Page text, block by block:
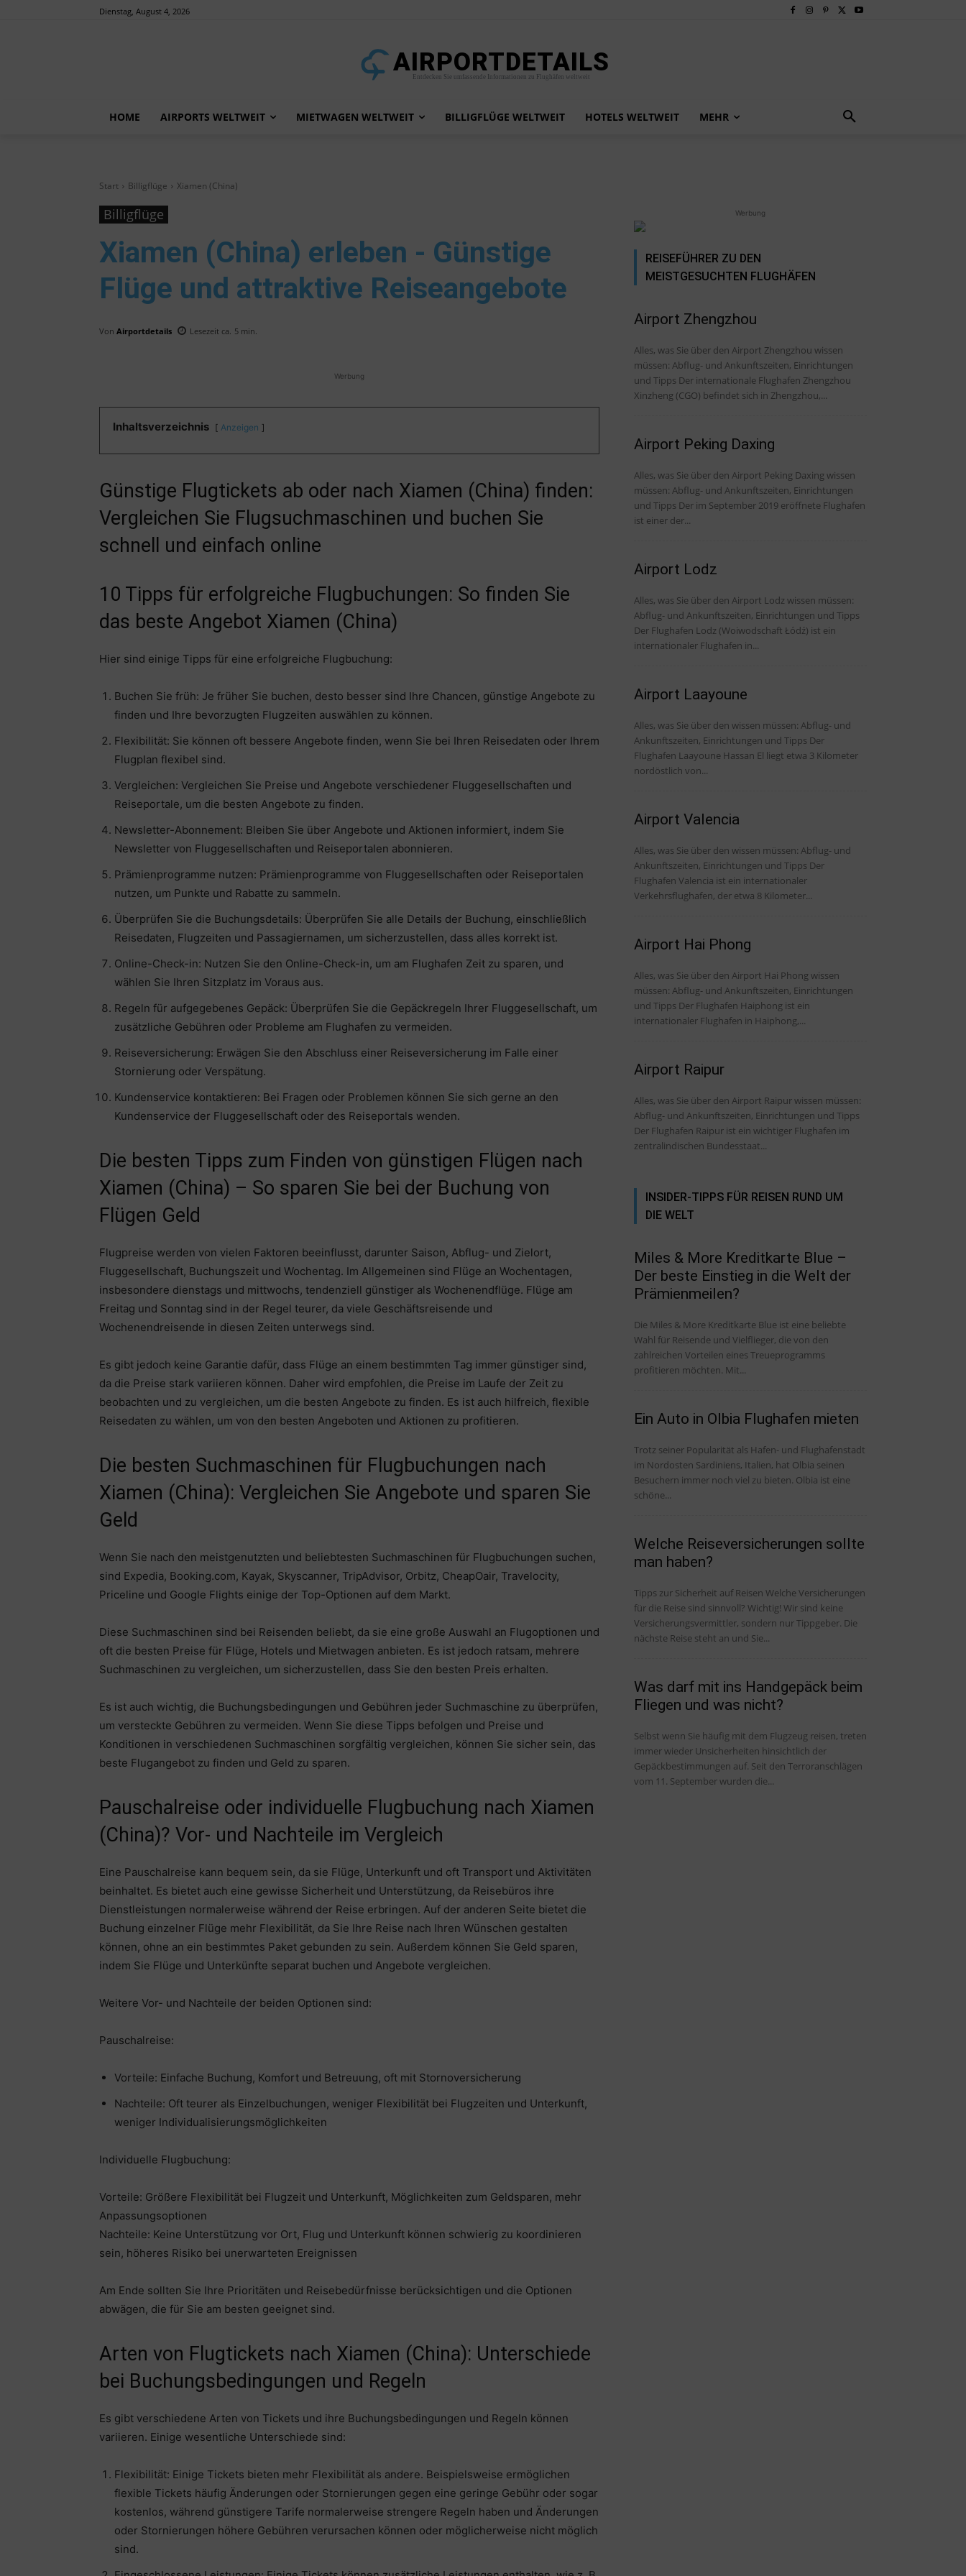
Dienstag, August 4, 2026
AIRPORTDETAILS
Entdecken Sie umfassende Informationen zu Flughäfen weltweit
HOME AIRPORTS WELTWEIT MIETWAGEN WELTWEIT BILLIGFLÜGE WELTWEIT HOTELS WELTWEIT MEHR
Start Billigflüge Xiamen (China)
Billigflüge
Xiamen (China) erleben - Günstige
Flüge und attraktive Reiseangebote
Von Airportdetails Lesezeit ca. 5 min.
Werbung
Inhaltsverzeichnis Anzeigen
Günstige Flugtickets ab oder nach Xiamen (China) finden:
Vergleichen Sie Flugsuchmaschinen und buchen Sie
schnell und einfach online
10 Tipps für erfolgreiche Flugbuchungen: So finden Sie
das beste Angebot Xiamen (China)
Hier sind einige Tipps für eine erfolgreiche Flugbuchung:
Buchen Sie früh: Je früher Sie buchen, desto besser sind Ihre Chancen, günstige Angebote zu
finden und Ihre bevorzugten Flugzeiten auswählen zu können.
Flexibilität: Sie können oft bessere Angebote finden, wenn Sie bei Ihren Reisedaten oder Ihrem
Flugplan flexibel sind.
Vergleichen: Vergleichen Sie Preise und Angebote verschiedener Fluggesellschaften und
Reiseportale, um die besten Angebote zu finden.
Newsletter-Abonnement: Bleiben Sie über Angebote und Aktionen informiert, indem Sie
Newsletter von Fluggesellschaften und Reiseportalen abonnieren.
Prämienprogramme nutzen: Prämienprogramme von Fluggesellschaften oder Reiseportalen
nutzen, um Punkte und Rabatte zu sammeln.
Überprüfen Sie die Buchungsdetails: Überprüfen Sie alle Details der Buchung, einschließlich
Reisedaten, Flugzeiten und Passagiernamen, um sicherzustellen, dass alles korrekt ist.
Online-Check-in: Nutzen Sie den Online-Check-in, um am Flughafen Zeit zu sparen, und
wählen Sie Ihren Sitzplatz im Voraus aus.
Regeln für aufgegebenes Gepäck: Überprüfen Sie die Gepäckregeln Ihrer Fluggesellschaft, um
zusätzliche Gebühren oder Probleme am Flughafen zu vermeiden.
Reiseversicherung: Erwägen Sie den Abschluss einer Reiseversicherung im Falle einer
Stornierung oder Verspätung.
Kundenservice kontaktieren: Bei Fragen oder Problemen können Sie sich gerne an den
Kundenservice der Fluggesellschaft oder des Reiseportals wenden.
Die besten Tipps zum Finden von günstigen Flügen nach
Xiamen (China) – So sparen Sie bei der Buchung von
Flügen Geld
Flugpreise werden von vielen Faktoren beeinflusst, darunter Saison, Abflug- und Zielort,
Fluggesellschaft, Buchungszeit und Wochentag. Im Allgemeinen sind Flüge an Wochentagen,
insbesondere dienstags und mittwochs, tendenziell günstiger als Wochenendflüge. Flüge am
Freitag und Sonntag sind in der Regel teurer, da viele Geschäftsreisende und
Wochenendreisende in diesen Zeiten unterwegs sind.
Es gibt jedoch keine Garantie dafür, dass Flüge an einem bestimmten Tag immer günstiger sind,
da die Preise stark variieren können. Daher wird empfohlen, die Preise im Laufe der Zeit zu
beobachten und zu vergleichen, um die besten Angebote zu finden. Es ist auch hilfreich, flexible
Reisedaten zu wählen, um von den besten Angeboten und Aktionen zu profitieren.
Die besten Suchmaschinen für Flugbuchungen nach
Xiamen (China): Vergleichen Sie Angebote und sparen Sie
Geld
Wenn Sie nach den meistgenutzten und beliebtesten Suchmaschinen für Flugbuchungen suchen,
sind Expedia, Booking.com, Kayak, Skyscanner, TripAdvisor, Orbitz, CheapOair, Travelocity,
Priceline und Google Flights einige der Top-Optionen auf dem Markt.
Diese Suchmaschinen sind bei Reisenden beliebt, da sie eine große Auswahl an Flugoptionen und
oft die besten Preise für Flüge, Hotels und Mietwagen anbieten. Es ist jedoch ratsam, mehrere
Suchmaschinen zu vergleichen, um sicherzustellen, dass Sie den besten Preis erhalten.
Es ist auch wichtig, die Buchungsbedingungen und Gebühren jeder Suchmaschine zu überprüfen,
um versteckte Gebühren zu vermeiden. Wenn Sie diese Tipps befolgen und Preise und
Konditionen in verschiedenen Suchmaschinen sorgfältig vergleichen, können Sie sicher sein, das
beste Flugangebot zu finden und Geld zu sparen.
Pauschalreise oder individuelle Flugbuchung nach Xiamen
(China)? Vor- und Nachteile im Vergleich
Eine Pauschalreise kann bequem sein, da sie Flüge, Unterkunft und oft Transport und Aktivitäten
beinhaltet. Es bietet auch eine gewisse Sicherheit und Unterstützung, da Reisebüros ihre
Dienstleistungen normalerweise während der Reise erbringen. Auf der anderen Seite bietet die
Buchung einzelner Flüge mehr Flexibilität, da Sie Ihre Reise nach Ihren Wünschen gestalten
können, ohne an ein bestimmtes Paket gebunden zu sein. Außerdem können Sie Geld sparen,
indem Sie Flüge und Unterkünfte separat buchen und Angebote vergleichen.
Weitere Vor- und Nachteile der beiden Optionen sind:
Pauschalreise:
Vorteile: Einfache Buchung, Komfort und Betreuung, oft mit Stornoversicherung
Nachteile: Oft teurer als Einzelbuchungen, weniger Flexibilität bei Flugzeiten und Unterkunft,
weniger Individualisierungsmöglichkeiten
Individuelle Flugbuchung:
Vorteile: Größere Flexibilität bei Flugzeit und Unterkunft, Möglichkeiten zum Geldsparen, mehr
Anpassungsoptionen
Nachteile: Keine Unterstützung vor Ort, Flug und Unterkunft können schwierig zu koordinieren
sein, höheres Risiko bei unerwarteten Ereignissen
Am Ende sollten Sie Ihre Prioritäten und Reisebedürfnisse berücksichtigen und die Optionen
abwägen, die für Sie am besten geeignet sind.
Arten von Flugtickets nach Xiamen (China): Unterschiede
bei Buchungsbedingungen und Regeln
Es gibt verschiedene Arten von Tickets und ihre Buchungsbedingungen und Regeln können
variieren. Einige wesentliche Unterschiede sind:
Flexibilität: Einige Tickets bieten mehr Flexibilität als andere. Beispielsweise ermöglichen
flexible Tickets häufig Änderungen oder Stornierungen gegen eine geringe Gebühr oder sogar
kostenlos, während günstigere Tarife normalerweise strengere Regeln haben und Änderungen
oder Stornierungen höhere Gebühren verursachen können oder möglicherweise nicht möglich
sind.
Werbung
REISEFÜHRER ZU DEN
MEISTGESUCHTEN FLUGHÄFEN
Airport Zhengzhou
Alles, was Sie über den Airport Zhengzhou wissen
müssen: Abflug- und Ankunftszeiten, Einrichtungen
und Tipps Der internationale Flughafen Zhengzhou
Xinzheng (CGO) befindet sich in Zhengzhou,...
Airport Peking Daxing
Alles, was Sie über den Airport Peking Daxing wissen
müssen: Abflug- und Ankunftszeiten, Einrichtungen
und Tipps Der im September 2019 eröffnete Flughafen
ist einer der...
Airport Lodz
Alles, was Sie über den Airport Lodz wissen müssen:
Abflug- und Ankunftszeiten, Einrichtungen und Tipps
Der Flughafen Lodz (Woiwodschaft Łódź) ist ein
internationaler Flughafen in...
Airport Laayoune
Alles, was Sie über den wissen müssen: Abflug- und
Ankunftszeiten, Einrichtungen und Tipps Der
Flughafen Laayoune Hassan El liegt etwa 3 Kilometer
nordöstlich von...
Airport Valencia
Alles, was Sie über den wissen müssen: Abflug- und
Ankunftszeiten, Einrichtungen und Tipps Der
Flughafen Valencia ist ein internationaler
Verkehrsflughafen, der etwa 8 Kilometer...
Airport Hai Phong
Alles, was Sie über den Airport Hai Phong wissen
müssen: Abflug- und Ankunftszeiten, Einrichtungen
und Tipps Der Flughafen Haiphong ist ein
internationaler Flughafen in Haiphong,...
Airport Raipur
Alles, was Sie über den Airport Raipur wissen müssen:
Abflug- und Ankunftszeiten, Einrichtungen und Tipps
Der Flughafen Raipur ist ein wichtiger Flughafen im
zentralindischen Bundesstaat...
INSIDER-TIPPS FÜR REISEN RUND UM
DIE WELT
Miles & More Kreditkarte Blue –
Der beste Einstieg in die Welt der
Prämienmeilen?
Die Miles & More Kreditkarte Blue ist eine beliebte
Wahl für Reisende und Vielflieger, die von den
zahlreichen Vorteilen eines Treueprogramms
profitieren möchten. Mit...
Ein Auto in Olbia Flughafen mieten
Trotz seiner Popularität als Hafen- und Flughafenstadt
im Nordosten Sardiniens, Italien, hat Olbia seinen
Besuchern immer noch viel zu bieten. Olbia ist eine
schöne...
Welche Reiseversicherungen sollte
man haben?
Tipps zur Sicherheit auf Reisen Welche Versicherungen
für die Reise sind sinnvoll? Wichtig! Wir sind keine
Versicherungsvermittler, sondern nur Tippgeber. Die
nächste Reise steht an und Sie...
Was darf mit ins Handgepäck beim
Fliegen und was nicht?
Selbst wenn Sie häufig mit dem Flugzeug reisen, treten
immer wieder Unsicherheiten hinsichtlich der
Gepäckbestimmungen auf. Seit den Terroranschlägen
vom 11. September wurden die...